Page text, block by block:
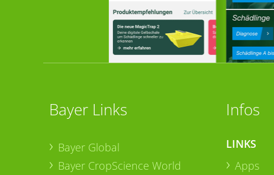
Bayer Links
Bayer Global
Bayer CropScience World
Infos
LINKS
Apps